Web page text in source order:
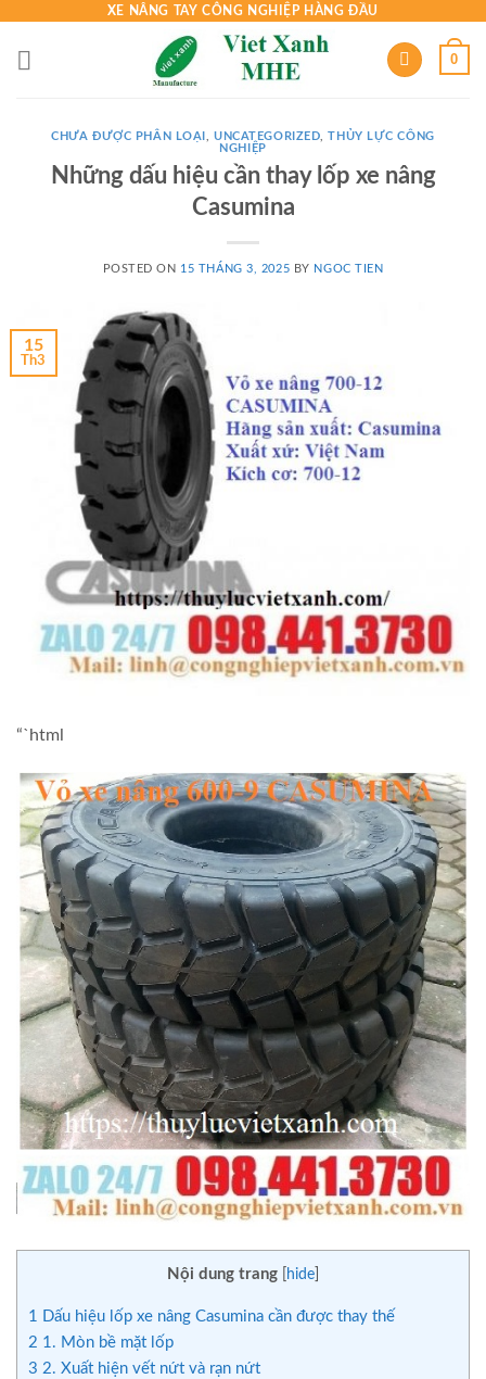
content
XE NÂNG TAY CÔNG NGHIỆP HÀNG ĐẦU
0
CHƯA ĐƯỢC PHÂN LOẠI ,UNCATEGORIZED ,THỦY LỰC CÔNG
NGHIỆP
Những dấu hiệu cần thay lốp xe nâng
Casumina
POSTED ON 15 THÁNG 3, 2025 BY NGOC TIEN
15
Th3
“`html
Nội dung trang hide
1
Dấu hiệu lốp xe nâng Casumina cần được thay thế
2 1. Mòn bề mặt lốp
3 2. Xuất hiện vết nứt và rạn nứt